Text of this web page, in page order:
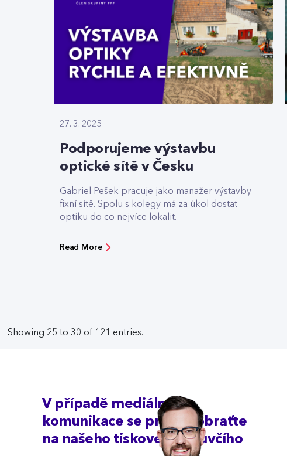
27. 3. 2025
Podporujeme výstavbu
optické sítě v Česku
Gabriel Pešek pracuje jako manažer výstavby
fixní sítě. Spolu s kolegy má za úkol dostat
optiku do co nejvíce lokalit.
Read More
Showing 25 to 30 of 121 entries.
V případě mediální
komunikace se prosím obraťte
na našeho tiskového mluvčího